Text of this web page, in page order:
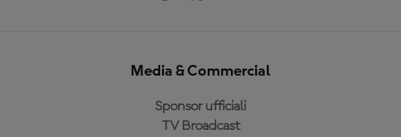
Media & Commercial
Sponsor ufficiali
TV Broadcast